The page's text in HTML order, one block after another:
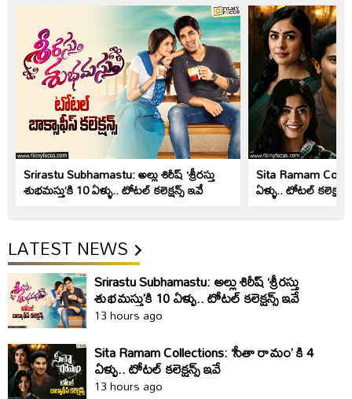
Srirastu Subhamastu: అల్లు శిరీష్ ‘శ్రీరస్తు
శుభమస్తు’కి 10 ఏళ్ళు.. టోటల్ కలెక్షన్స్ ఇవే
Sita Ramam
ఏళ్ళు.. టోటల్
LATEST NEWS
Srirastu Subhamastu: అల్లు శిరీష్ ‘శ్రీరస్తు
శుభమస్తు’కి 10 ఏళ్ళు.. టోటల్ కలెక్షన్స్ ఇవే
13 hours ago
Sita Ramam Collections: ‘సీతా రామం’ కి 4
ఏళ్ళు.. టోటల్ కలెక్షన్స్ ఇవే
13 hours ago